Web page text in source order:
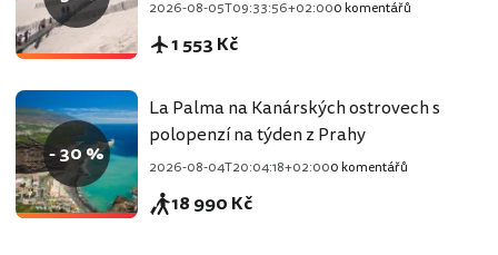
2026-08-05T09:33:56+02:000 komentářů
1 553 Kč
- 30 %
La Palma na Kanárských ostrovech s
polopenzí na týden z Prahy
2026-08-04T20:04:18+02:000 komentářů
18 990 Kč